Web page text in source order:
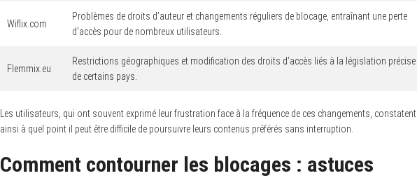
Wiflix.com
Problèmes de droits d’auteur et changements réguliers de blocage, entraînant une perte
d’accès pour de nombreux utilisateurs.
Flemmix.eu
Restrictions géographiques et modification des droits d’accès liés à la législation précise
de certains pays.
Les utilisateurs, qui ont souvent exprimé leur frustration face à la fréquence de ces changements, constatent
ainsi à quel point il peut être difficile de poursuivre leurs contenus préférés sans interruption.
Comment contourner les blocages : astuces